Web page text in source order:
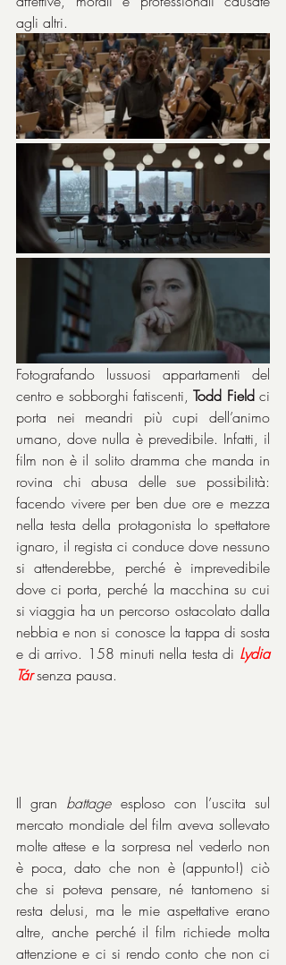
agli altri.
Fotografando lussuosi appartamenti del
centro e sobborghi fatiscenti, Todd Field ci
porta nei meandri più cupi dell’animo
umano, dove nulla è prevedibile. Infatti, il
film non è il solito dramma che manda in
rovina chi abusa delle sue possibilità:
facendo vivere per ben due ore e mezza
nella testa della protagonista lo spettatore
ignaro, il regista ci conduce dove nessuno
si attenderebbe, perché è imprevedibile
dove ci porta, perché la macchina su cui
si viaggia ha un percorso ostacolato dalla
nebbia e non si conosce la tappa di sosta
e di arrivo. 158 minuti nella testa di Lydia
Tár senza pausa.
Il gran battage esploso con l’uscita sul
mercato mondiale del film aveva sollevato
molte attese e la sorpresa nel vederlo non
è poca, dato che non è (appunto!) ciò
che si poteva pensare, né tantomeno si
resta delusi, ma le mie aspettative erano
altre, anche perché il film richiede molta
attenzione e ci si rendo conto che non ci